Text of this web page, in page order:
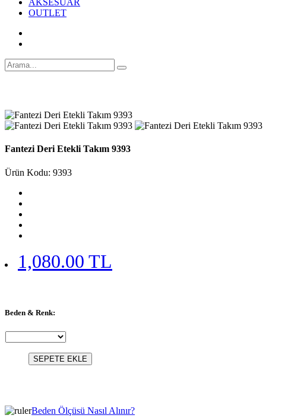
AKSESUAR
OUTLET
Fantezi Deri Etekli Takım 9393
Ürün Kodu: 9393
1,080.00 TL
Beden & Renk:
SEPETE EKLE
Beden Ölçüsü Nasıl Alınır?